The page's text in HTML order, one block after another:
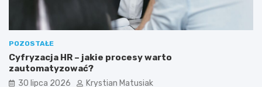
POZOSTAŁE
Cyfryzacja HR – jakie procesy warto
zautomatyzować?
30 lipca 2026 Krystian Matusiak